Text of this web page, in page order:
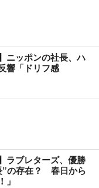
ニッポンの社長、ハ
響「ドリフ感
ラブレターズ、優勝
”の存在？ 春日から
」